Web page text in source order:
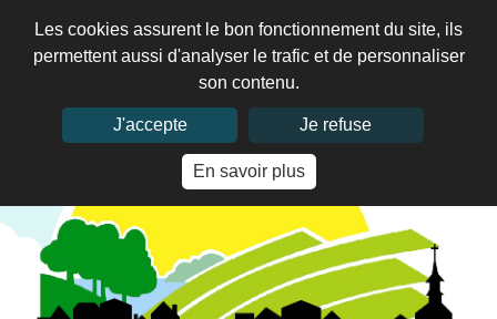
Les cookies assurent le bon fonctionnement du site, ils
permettent aussi d'analyser le trafic et de personnaliser
son contenu.
J'accepte Je refuse
En savoir plus